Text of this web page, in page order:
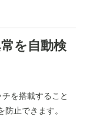
を自動検
を搭載すること
止できます。